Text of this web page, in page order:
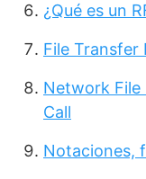
¿Qué es un
File Transfer
Network File
Call
Notaciones,